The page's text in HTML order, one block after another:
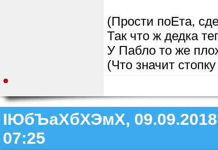
(Прости поЕта,
Так что ж дедка
У Пабло то же
(Что значит
ІЮбЪаХбХЭмХ,
07:25